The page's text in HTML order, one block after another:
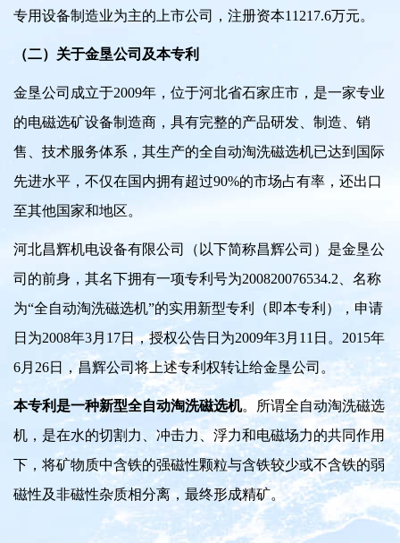
专用设备制造业为主的上市公司，注册资本11217.6万元。
（二）关于金垦公司及本专利
金垦公司成立于2009年，位于河北省石家庄市，是一家专业
的电磁选矿设备制造商，具有完整的产品研发、制造、销
售、技术服务体系，其生产的全自动淘洗磁选机已达到国际
先进水平，不仅在国内拥有超过90%的市场占有率， 还出口
至其他国家和地区。
河北昌辉机电设备有限公司（以下简称昌辉公司）是金垦公
司的前身，其名下拥有一项专利号为200820076534.2、名称
为“全自动淘洗磁选机”的实用新型专利（即本专利），申请
日为2008年3月17日，授权公告日为2009年3月11日。2015年
6月26日，昌辉公司将上述专利权转让给金垦公司。
本专利是一种新型全自动淘洗磁选机。所谓全自动淘洗磁选
机，是在水的切割力、冲击力、浮力和电磁场力的共同作用
下，将矿物质中含铁的强磁性颗粒与含铁较少或不含铁的弱
磁性及非磁性杂质相分离，最终形成精矿。